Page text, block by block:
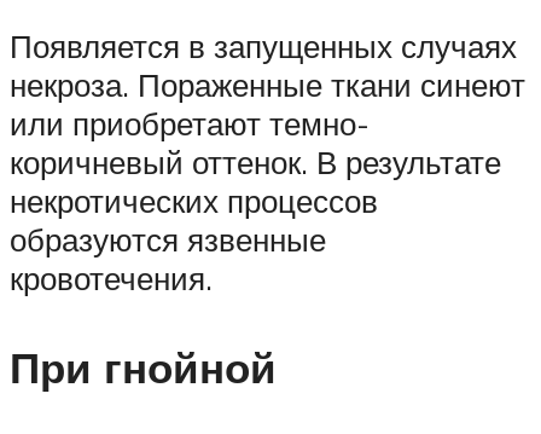
Появляется в запущенных случаях
некроза. Пораженные ткани синеют
или приобретают темно-
коричневый оттенок. В результате
некротических процессов
образуются язвенные
кровотечения.
При гнойной